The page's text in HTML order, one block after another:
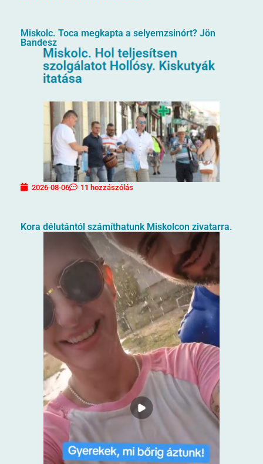
Miskolc. Toca megkapta a selyemzsinórt? Jön
Bandesz
2026-08-06 11 hozzászólás
Kora délutántól számíthatunk Miskolcon zivatarra.